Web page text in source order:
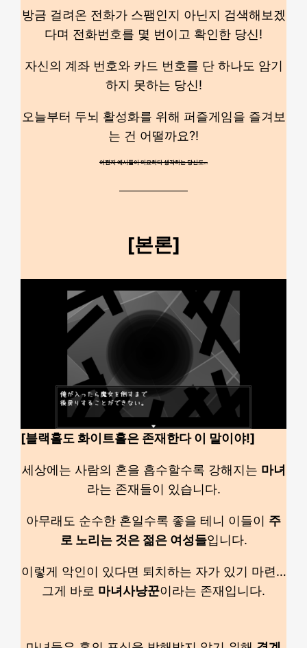
방금 걸려온 전화가 스팸인지 아닌지 검색해보겠
다며 전화번호를 몇 번이고 확인한 당신!
자신의 계좌 번호와 카드 번호를 단 하나도 암기
하지 못하는 당신!
오늘부터 두뇌 활성화를 위해 퍼즐게임을 즐겨보
는 건 어떨까요?!
어쩐지 예시들이 미묘하다 생각하는 당신도…
[본론]
[블랙홀도 화이트홀은 존재한다 이 말이야!]
세상에는 사람의 혼을 흡수할수록 강해지는 마녀
라는 존재들이 있습니다.
아무래도 순수한 혼일수록 좋을 테니 이들이 주
로 노리는 것은 젊은 여성들입니다.
이렇게 악인이 있다면 퇴치하는 자가 있기 마련…
그게 바로 마녀사냥꾼이라는 존재입니다.